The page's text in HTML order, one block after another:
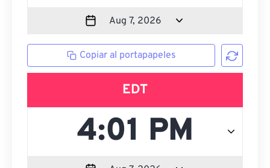
Copiar al portapapeles
EDT